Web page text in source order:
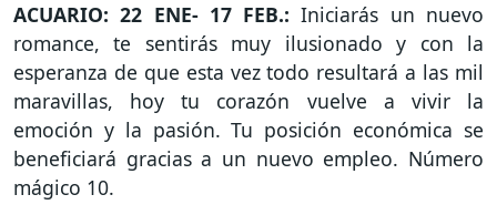
ACUARIO: 22 ENE- 17 FEB.:Iniciarás un nuevo
romance, te sentirás muy ilusionado y con la
esperanza de que esta vez todo resultará a las mil
maravillas, hoy tu corazón vuelve a vivir la
emoción y la pasión. Tu posición económica se
beneficiará gracias a un nuevo empleo. Número
mágico 10.